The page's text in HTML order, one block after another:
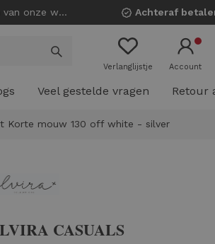
onze winkels! Achteraf
Verlanglijstje Account
Veel gestelde vragen Retour
Korte mouw 130 off white - silver
CASUALS